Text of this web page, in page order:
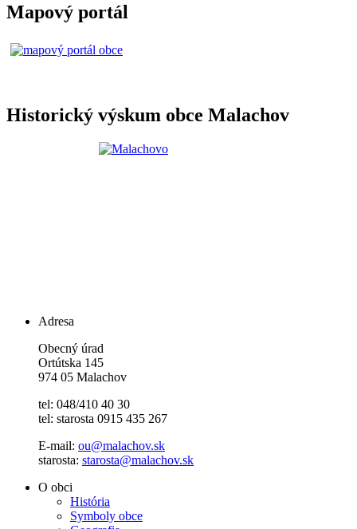
Mapový portál
Historický výskum obce Malachov
Adresa
Obecný úrad
Ortútska 145
974 05 Malachov
tel: 048/410 40 30
tel: starosta 0915 435 267
E-mail: ou@malachov.sk
starosta: starosta@malachov.sk
O obci
História
Symboly obce